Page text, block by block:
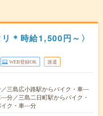
＊時給1,500円～〉
WEB登録OK 派遣
三島広小路駅からバイク・車---
分／三島二日町駅からバイク・
ク・車---分